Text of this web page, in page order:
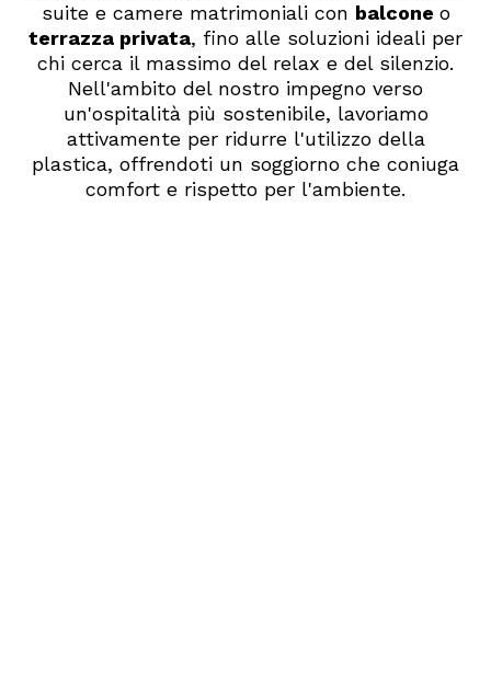
suite e camere matrimoniali con balcone o
terrazza privata, fino alle soluzioni ideali per
chi cerca il massimo del relax e del silenzio.
Nell'ambito del nostro impegno verso
un'ospitalità più sostenibile, lavoriamo
attivamente per ridurre l'utilizzo della
plastica, offrendoti un soggiorno che coniuga
comfort e rispetto per l'ambiente.